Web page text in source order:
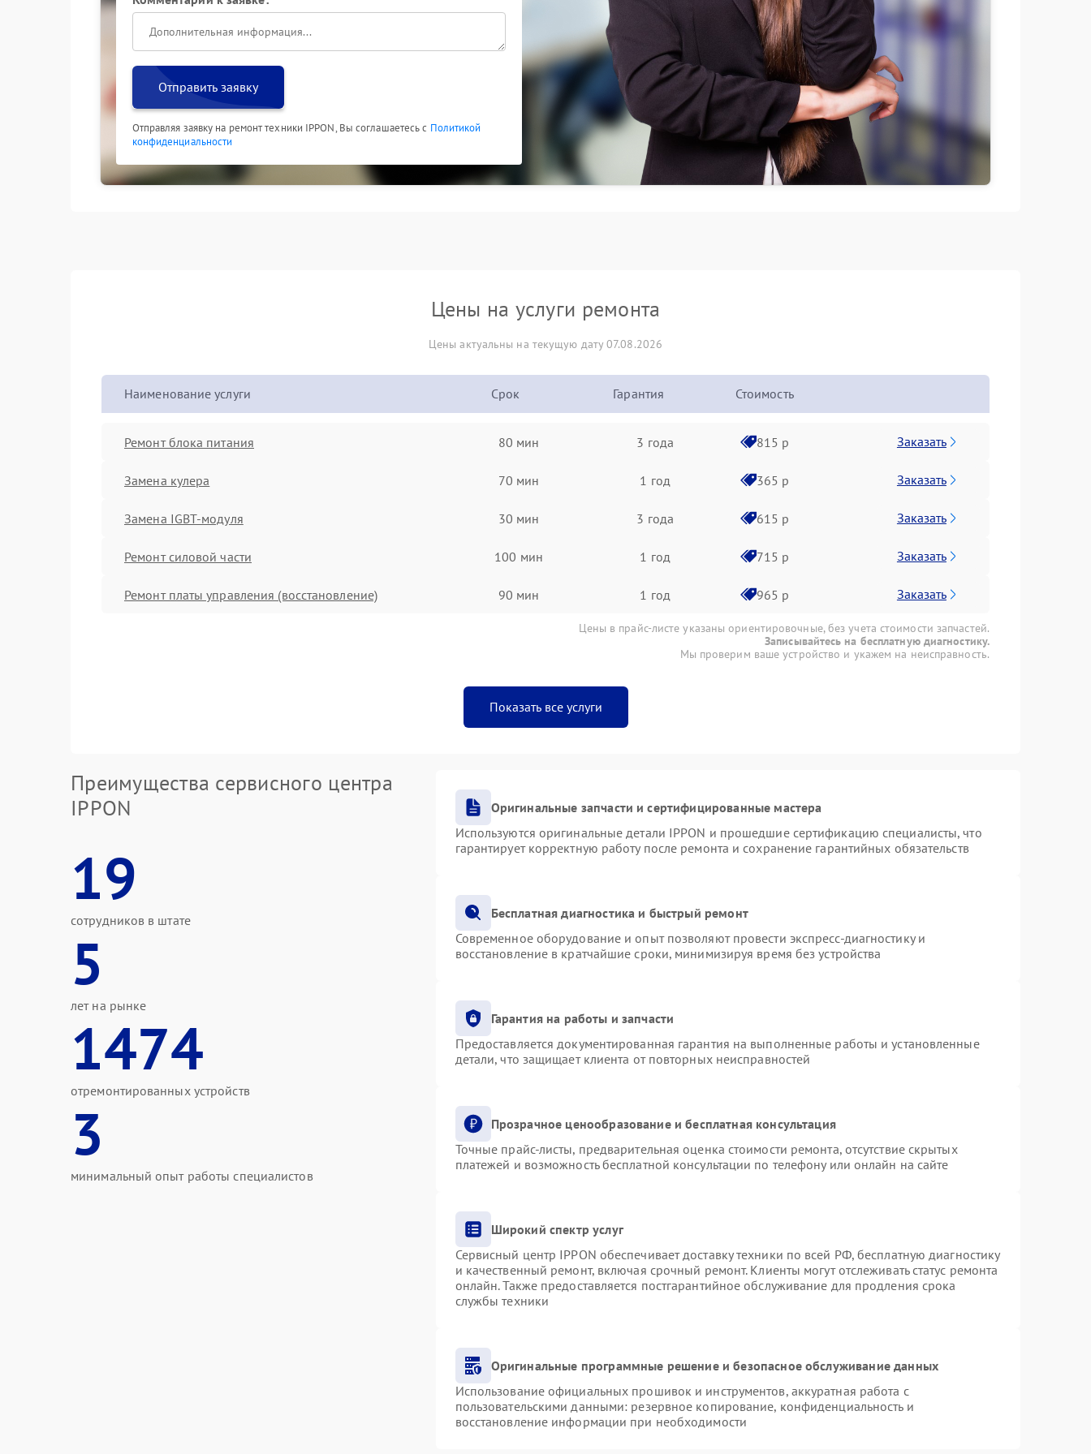
Отправить заявку
Отправляя заявку на ремонт техники IPPON, Вы соглашаетесь с Политикой
конфиденциальности
Цены на услуги ремонта
Цены актуальны на текущую дату 07.08.2026
Наименование услуги Срок Гарантия Стоимость
Ремонт блока питания 80 мин 3 года 815 р Заказать
Замена кулера 70 мин 1 год 365 р Заказать
Замена IGBT-модуля 30 мин 3 года 615 р Заказать
Ремонт силовой части 100 мин 1 год 715 р Заказать
Ремонт платы управления (восстановление) 90 мин 1 год 965 р Заказать
Цены в прайс-листе указаны ориентировочные, без учета стоимости запчастей.
Записывайтесь на бесплатную диагностику.
Мы проверим ваше устройство и укажем на неисправность.
Показать все услуги
Преимущества сервисного центра
IPPON
19
сотрудников в штате
5
лет на рынке
1474
отремонтированных устройств
3
минимальный опыт работы специалистов
Оригинальные запчасти и сертифицированные мастера
Используются оригинальные детали IPPON и прошедшие сертификацию специалисты, что
гарантирует корректную работу после ремонта и сохранение гарантийных обязательств
Бесплатная диагностика и быстрый ремонт
Современное оборудование и опыт позволяют провести экспресс-диагностику и
восстановление в кратчайшие сроки, минимизируя время без устройства
Гарантия на работы и запчасти
Предоставляется документированная гарантия на выполненные работы и установленные
детали, что защищает клиента от повторных неисправностей
Прозрачное ценообразование и бесплатная консультация
Точные прайс-листы, предварительная оценка стоимости ремонта, отсутствие скрытых
платежей и возможность бесплатной консультации по телефону или онлайн на сайте
Широкий спектр услуг
Сервисный центр IPPON обеспечивает доставку техники по всей РФ, бесплатную диагностику
и качественный ремонт, включая срочный ремонт. Клиенты могут отслеживать статус ремонта
онлайн. Также предоставляется постгарантийное обслуживание для продления срока
службы техники
Оригинальные программные решение и безопасное обслуживание данных
Использование официальных прошивок и инструментов, аккуратная работа с
пользовательскими данными: резервное копирование, конфиденциальность и
восстановление информации при необходимости